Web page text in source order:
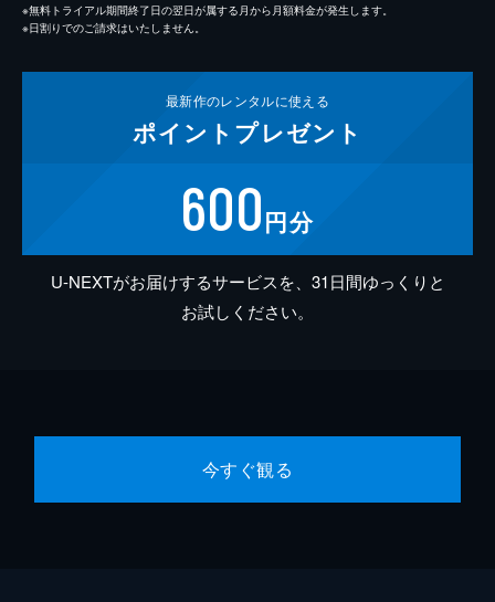
※無料トライアル期間終了日の翌日が属する月から月額料金が発生します。
※日割りでのご請求はいたしません。
最新作のレンタルに使える
ポイント プレゼント
600円分
U-NEXTがお届けするサービスを、31日間ゆっくりと
お試しください。
今すぐ観る